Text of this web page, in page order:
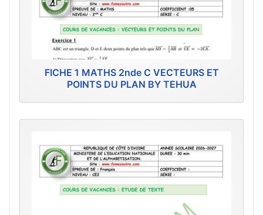
FICHE 1 MATHS 2nde C VECTEURS ET
POINTS DU PLAN BY TEHUA